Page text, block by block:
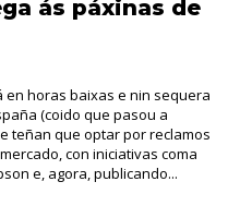
ás páxinas de
en horas baixas e nin sequera
(coido que pasou a
teñan que optar por reclamos
con iniciativas coma
e, agora, publicando...